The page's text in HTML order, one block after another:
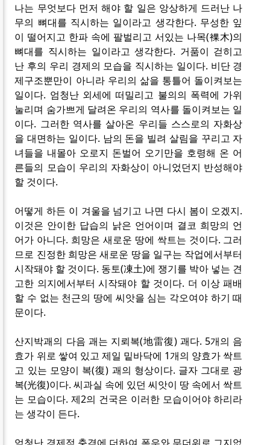
나는 무엇보다 먼저 해야 할 일은 앙상하게 드러난 나
무의 뼈대를 직시하는 일이라고 생각한다. 무성한 잎
이 떨어지고 한파 속에 팔벌리고 서있는 나목(裸木)의
뼈대를 직시하는 일이라고 생각한다. 거품이 걷히고
난 후의 우리 경제의 모습을 직시하는 일이다. 비단 경
제구조뿐만이 아니라 우리의 삶을 통틀어 돌이켜보는
일이다. 엄청난 외세에 떠밀리고 불의의 폭력에 가위
눌리며 숨가쁘게 달려온 우리의 역사를 돌이켜보는 일
이다. 그러한 역사를 살아온 우리들 스스로의 자화상
을 대면하는 일이다. 남의 돈을 빌려 살림을 꾸리고 자
녀들을 내몰아 오로지 돈벌어 오기만을 호령해 온 어
른들의 모습이 우리의 자화상이 아니었던지 반성해야
할 것이다.
어떻게 하든 이 겨울을 넘기고 나면 다시 봄이 오겠지.
이것은 안이한 답습의 낡은 언어이며 결코 희망의 언
어가 아니다. 희망은 새로운 땅에 싹트는 것이다. 그러
므로 진정한 희망은 새로운 땅을 일구는 작업에서부터
시작돼야 할 것이다. 동토(凍土)에 쟁기를 박아 넣는 견
고한 의지에서부터 시작돼야 할 것이다. 더 이상 패배
할 수 없는 천근의 땅에 씨앗을 심는 각오여야 하기 때
문이다.
산지박괘의 다음 괘는 지뢰복(地雷復) 괘다. 5개의 음
효가 위로 쌓여 있고 제일 밑바닥에 1개의 양효가 싹트
고 있는 모양이 복(復) 괘의 형상이다. 글자 그대로 광
복(光復)이다. 씨과실 속에 있던 씨앗이 땅 속에서 싹트
는 모습이다. 제2의 건국은 이러한 모습이어야 하리라
는 생각이 든다.